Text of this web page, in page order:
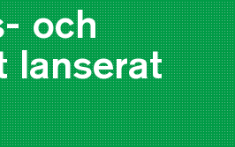
och
lanserat